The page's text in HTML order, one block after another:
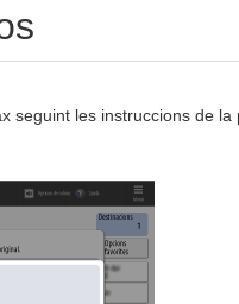
seguint les instruccions de la